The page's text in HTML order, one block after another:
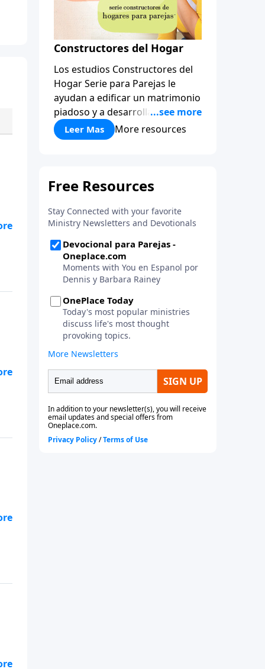
Constructores del Hogar
Los estudios Constructores del
Hogar Serie para Parejas le
ayudan a edificar un matrimonio
piadoso y a desarrollar
amistades que duren para toda
la vida. ¡Únase a uno de los
los principios de la Palabra de
familia, su iglesia y su
comunidad!
Leer Mas More resources